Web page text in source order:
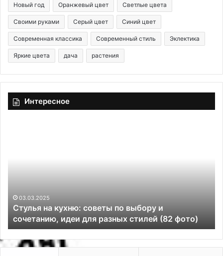
Новый год Оранжевый цвет Светлые цвета
Своими руками Серый цвет Синий цвет
Современная классика Современный стиль Эклектика
Яркие цвета дача растения
Интересное
о
к
а
р
т
и
04.03.2025
Не только картины: 10 вариантов, что поставить
в рамку
ы
й